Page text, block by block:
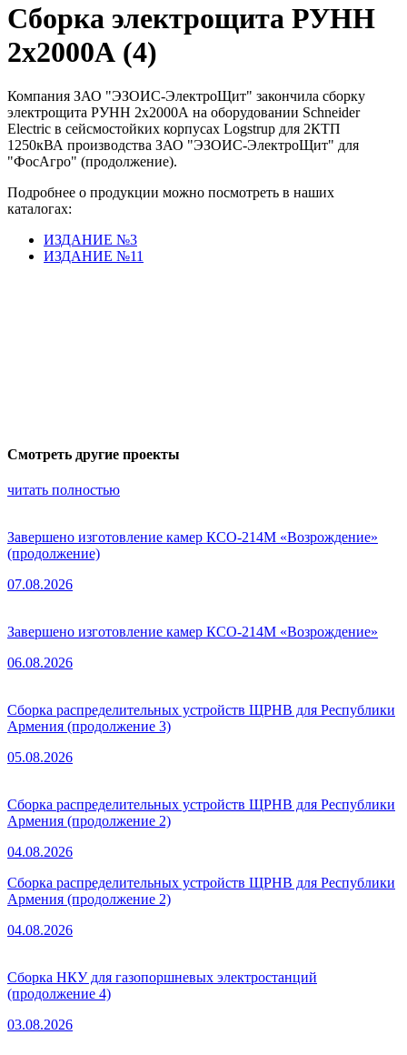
Сборка электрощита РУНН
2х2000А (4)
Компания ЗАО "ЭЗОИС-ЭлектроЩит" закончила сборку
электрощита РУНН 2х2000А на оборудовании Schneider
Electric в сейсмостойких корпусах Logstrup для 2КТП
1250кВА производства ЗАО "ЭЗОИС-ЭлектроЩит" для
"ФосАгро" (продолжение).
Подробнее о продукции можно посмотреть в наших
каталогах:
ИЗДАНИЕ №3
ИЗДАНИЕ №11
Смотреть другие проекты
читать полностью
Завершено изготовление камер КСО-214М «Возрождение»
(продолжение)
07.08.2026
Завершено изготовление камер КСО-214М «Возрождение»
06.08.2026
Сборка распределительных устройств ЩРНВ для Республики
Армения (продолжение 3)
05.08.2026
Сборка распределительных устройств ЩРНВ для Республики
Армения (продолжение 2)
04.08.2026
Сборка распределительных устройств ЩРНВ для Республики
Армения (продолжение 2)
04.08.2026
Сборка НКУ для газопоршневых электростанций
(продолжение 4)
03.08.2026